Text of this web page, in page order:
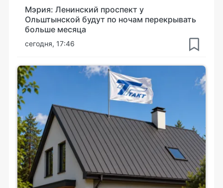
Мэрия: Ленинский проспект у
Ольштынской будут по ночам перекрывать
больше месяца
сегодня, 17:46